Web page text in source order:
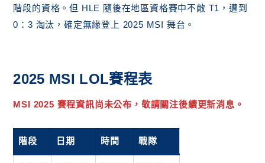
階段的資格。但 HLE 隨後在地區資格賽中不敵 T1，遭到
0：3 淘汰，確定無緣登上 2025 MSI 舞台。
2025 MSI LOL賽程表
MSI 2025 賽程資訊尚未公布，敬請關注後續更新消息。
階段 日期 時間 戰隊